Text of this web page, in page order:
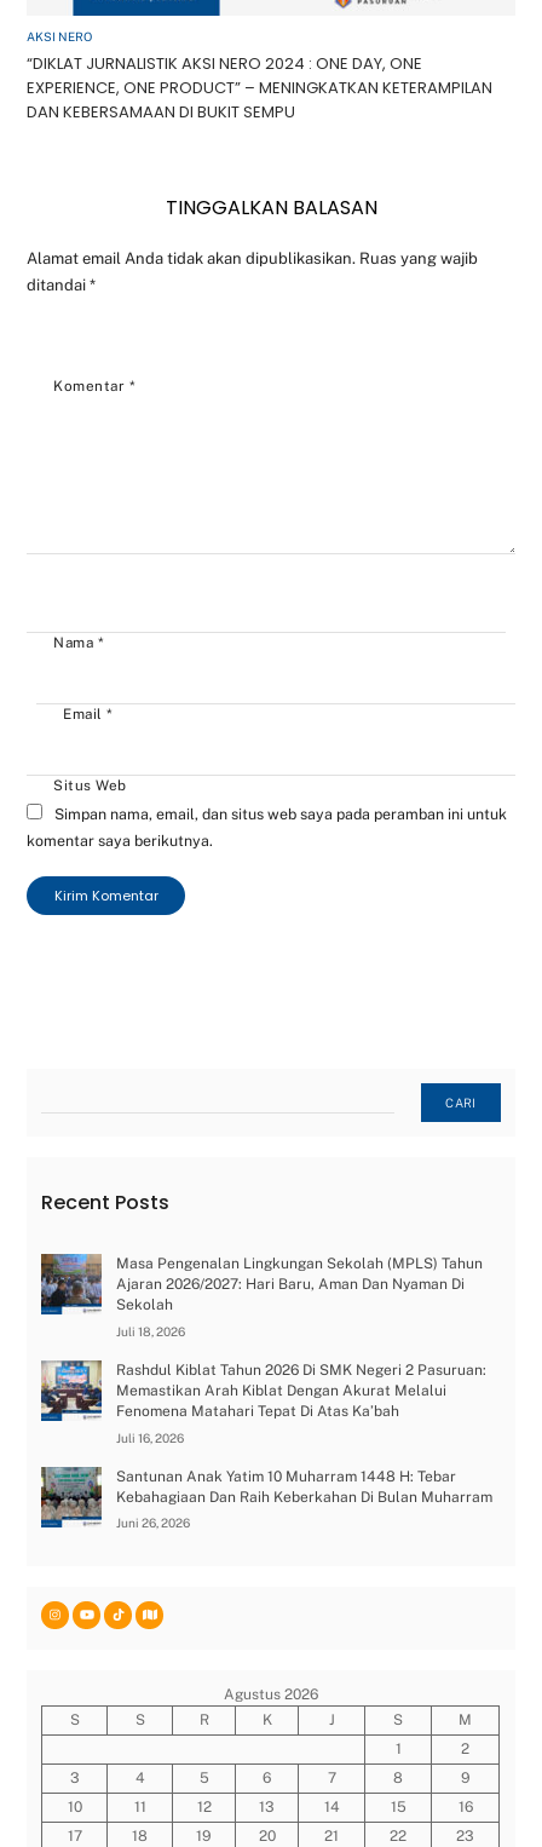
AKSI NERO
“DIKLAT JURNALISTIK AKSI NERO 2024 : ONE DAY, ONE
EXPERIENCE, ONE PRODUCT” – MENINGKATKAN KETERAMPILAN
DAN KEBERSAMAAN DI BUKIT SEMPU
TINGGALKAN BALASAN
Alamat email Anda tidak akan dipublikasikan. Ruas yang wajib
ditandai*
Komentar *
Nama *
Email*
Situs Web
Simpan nama, email, dan situs web saya pada peramban ini untuk
komentar saya berikutnya.
CARI
Recent Posts
Masa Pengenalan Lingkungan Sekolah (MPLS) Tahun
Ajaran 2026/2027: Hari Baru, Aman Dan Nyaman Di
Sekolah
Juli 18, 2026
Rashdul Kiblat Tahun 2026 Di SMK Negeri 2 Pasuruan:
Memastikan Arah Kiblat Dengan Akurat Melalui
Fenomena Matahari Tepat Di Atas Ka’bah
Juli 16, 2026
Santunan Anak Yatim 10 Muharram 1448 H: Tebar
Kebahagiaan Dan Raih Keberkahan Di Bulan Muharram
Juni 26, 2026
Agustus 2026
S
S R K J S
M
1
2
3
4 5 6 7 8
9
10
11 12 13 14 15
16
17
18 19 20 21 22
23